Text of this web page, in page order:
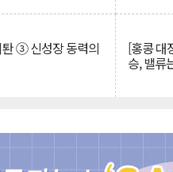
③ 신성장 동력의 [홍콩 대
승, 밸류